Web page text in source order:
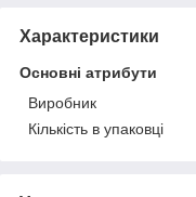
Характеристики
Основні атрибути
Виробник
Кількість в упаковці